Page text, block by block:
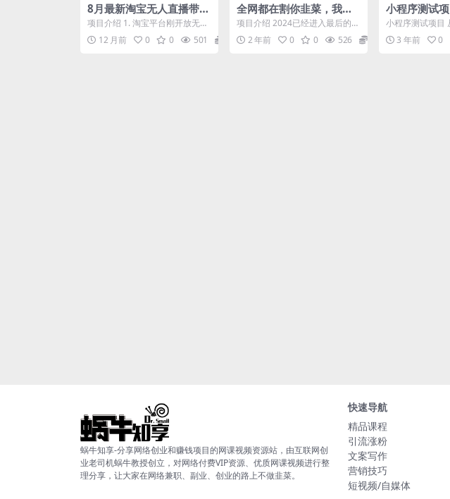
8月最新淘宝无人直播带
货，日入1000+，独家技
术，无违规无封号，操作
简单，长期稳定【揭秘】
项目介绍 1. 淘宝平台刚开放无人
直播，蓝海期2. 打开淘宝的客户
都是想购物的客...
12 月前 0 0 501 19.9
全网都在割你韭菜，我来
教你做镰刀。卖项目就是
最好的项目，2025年最牛
互联网项目
项目介绍 2024已经进入最后的冲
刺阶段，好好想想，今年的你，
搞到钱了吗？ 在知...
2 年前 0 0 526 38.8
小程序测试
笑 网易云 实
抖音抖推猫
小程序测试项目
网易云、实拍、
度教你通过抖音
3 年前 0
蜗牛知享-分享网络创业和赚钱项目的网课视频资源站，由互联网创
业老司机蜗牛教授创立，对网络付费VIP资源、优质网课视频进行整
理分享，让大家在网络兼职、副业、创业的路上不做韭菜。
快速导航
精品课程
引流涨粉
文案写作
营销技巧
短视频/自媒体